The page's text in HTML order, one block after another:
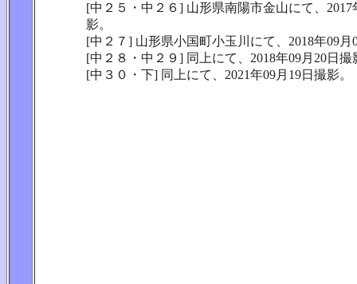
[中２５・中２６] 山形県南陽市金山にて、2017
影。
[中２７] 山形県小国町小玉川にて、2018年09月
[中２８・中２９] 同上にて、2018年09月20日撮
[中３０・下] 同上にて、2021年09月19日撮影。